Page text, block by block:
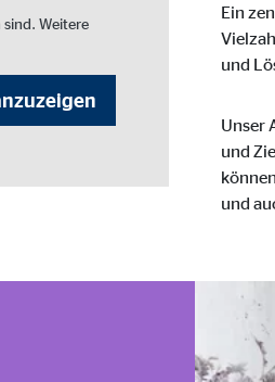
Weitere
Ein
und
Unser
und
und
Dienste in datenschutzrechtlich